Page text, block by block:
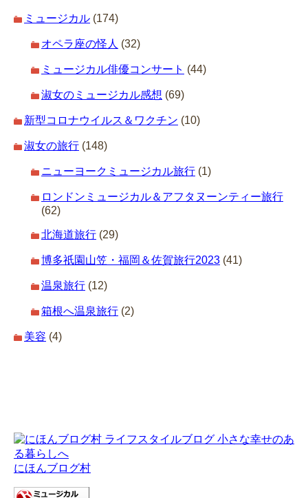
ミュージカル (174)
オペラ座の怪人 (32)
ミュージカル俳優コンサート (44)
淑女のミュージカル感想 (69)
新型コロナウイルス＆ワクチン (10)
淑女の旅行 (148)
ニューヨークミュージカル旅行 (1)
ロンドンミュージカル＆アフタヌーンティー旅行
(62)
北海道旅行 (29)
博多祇園山笠・福岡＆佐賀旅行2023 (41)
温泉旅行 (12)
箱根へ温泉旅行 (2)
美容 (4)
にほんブログ村